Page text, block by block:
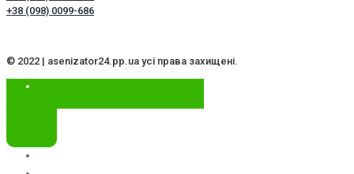
+38 (098) 0099-686
© 2022 | asenizator24.pp.ua усі права захищені.